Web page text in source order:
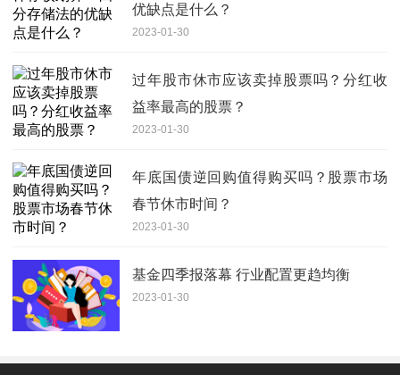
优缺点是什么？
2023-01-30
过年股市休市应该卖掉股票吗？分红收
益率最高的股票？
2023-01-30
年底国债逆回购值得购买吗？股票市场
春节休市时间？
2023-01-30
基金四季报落幕 行业配置更趋均衡
2023-01-30